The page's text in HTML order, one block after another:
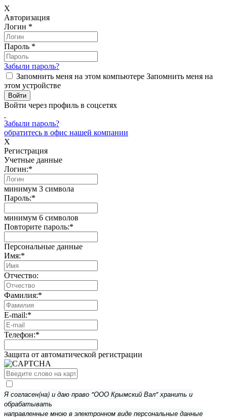
X
Авторизация
Логин *
Пароль *
Забыли пароль?
Запомнить меня на этом компьютере Запомнить меня на
этом устройстве
Войти через профиль в соцсетях
Забыли пароль?
обратитесь в офис нашей компании
X
Регистрация
Учетные данные
Логин:*
минимум 3 символа
Пароль:*
минимум 6 символов
Повторите пароль:*
Персональные данные
Имя:*
Отчество:
Фамилия:*
E-mail:*
Телефон:*
Защита от автоматической регистрации
Я согласен(на) и даю право "ООО Крымский Вал" хранить и
обрабатывать
направленные мною в электронном виде персональные данные